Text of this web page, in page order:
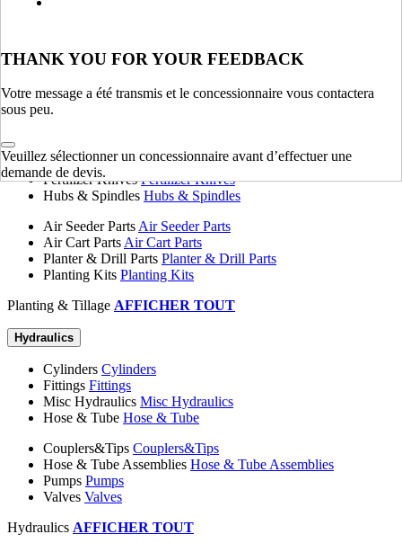
THANK YOU FOR YOUR FEEDBACK
Votre message a été transmis et le concessionnaire vous contactera
sous peu.
Veuillez sélectionner un concessionnaire avant d’effectuer une
demande de devis.
Flange Plates Flange Plates
Planting & Tillage
Disk Blades
Harrows Harrows
Fertilizer Knives Fertilizer Knives
Hubs & Spindles Hubs & Spindles
Air Seeder Parts Air Seeder Parts
Air Cart Parts Air Cart Parts
Planter & Drill Parts Planter & Drill Parts
Planting Kits Planting Kits
Planting & Tillage AFFICHER TOUT
Hydraulics
Cylinders Cylinders
Fittings Fittings
Misc Hydraulics Misc Hydraulics
Hose & Tube Hose & Tube
Couplers&Tips Couplers&Tips
Hose & Tube Assemblies Hose & Tube Assemblies
Pumps Pumps
Valves Valves
Hydraulics AFFICHER TOUT